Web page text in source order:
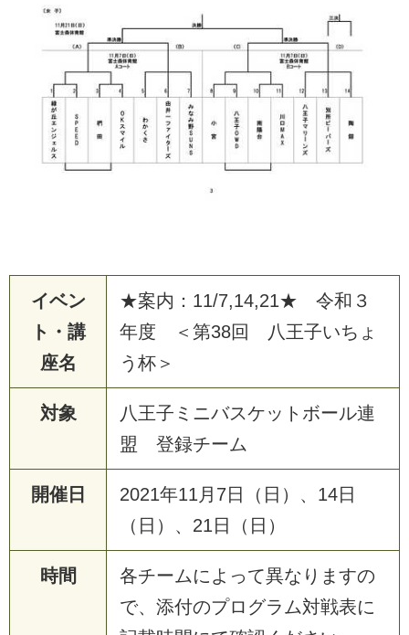
イベン
ト・講
座名
★案内：11/7,14,21★ 令和３
年度 ＜第38回 八王子いちょ
う杯＞
対象
八王子ミニバスケットボール連
盟 登録チーム
開催日 2021年11 月 7日 （ 日 ） 、 14日
（ 日 ） 、 21 日 （ 日 ）
時間 各チームに よ って異な り ま すの
で、 添付のプロ グラ ム対戦表に